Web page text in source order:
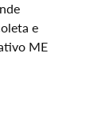
e
ME